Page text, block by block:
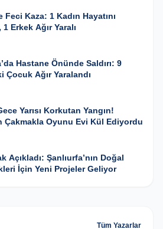
Feci Kaza: 1 Kadın Hayatını
Erkek Ağır Yaralı
Hastane Önünde Saldırı: 9
Çocuk Ağır Yaralandı
Yarısı Korkutan Yangın!
Çakmakla Oyunu Evi Kül Ediyordu
Açıkladı: Şanlıurfa’nın Doğal
İçin Yeni Projeler Geliyor
Tüm Yazarlar